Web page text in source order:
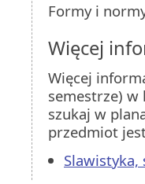
Formy i
Więcej
Więcej
semestrze)
szukaj w
przedmiot